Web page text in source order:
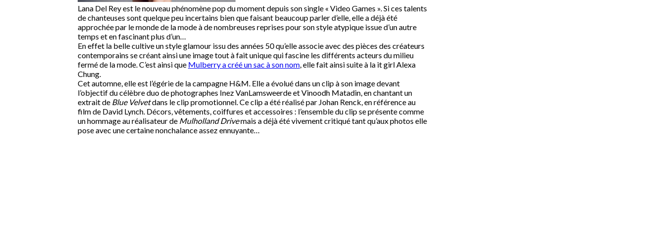
Lana Del Rey est le nouveau phénomène pop du moment depuis son single « Video Games ». Si ces talents
de chanteuses sont quelque peu incertains bien que faisant beaucoup parler d’elle, elle a déjà été
approchée par le monde de la mode à de nombreuses reprises pour son style atypique issue d’un autre
temps et en fascinant plus d’un…
En effet la belle cultive un style glamour issu des années 50 qu’elle associe avec des pièces des créateurs
contemporains se créant ainsi une image tout à fait unique qui fascine les différents acteurs du milieu
fermé de la mode. C’est ainsi que Mulberry a créé un sac à son nom, elle fait ainsi suite à la it girl Alexa
Chung.
Cet automne, elle est l’égérie de la campagne H&M. Elle a évolué dans un clip à son image devant
l’objectif du célèbre duo de photographes Inez VanLamsweerde et Vinoodh Matadin, en chantant un
extrait de Blue Velvetdans le clip promotionnel. Ce clip a été réalisé par Johan Renck, en référence au
film de David Lynch. Décors, vêtements, coiffures et accessoires : l’ensemble du clip se présente comme
un hommage au réalisateur de Mulholland Drivemais a déjà été vivement critiqué tant qu’aux photos elle
pose avec une certaine nonchalance assez ennuyante…